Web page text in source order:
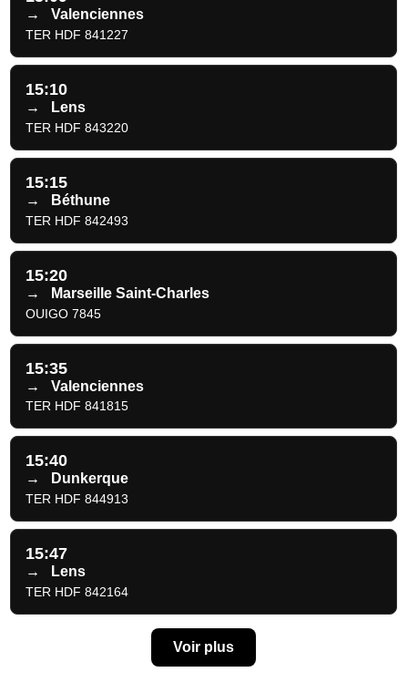
→ Valenciennes
TER HDF 841227
15:10
→ Lens
TER HDF 843220
15:15
→ Béthune
TER HDF 842493
15:20
→ Marseille Saint-Charles
OUIGO 7845
15:35
→ Valenciennes
TER HDF 841815
15:40
→ Dunkerque
TER HDF 844913
15:47
→ Lens
TER HDF 842164
Voir plus